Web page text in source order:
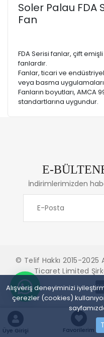
Favorilerim
Üye Girişi
Soler Palau FDA
Fan
FDA Serisi fanlar, çift
fanlardır.
Fanlar, ticari ve
veya basma
Fanların boyutları, AMCA
standartlarına uygundur.
Alışveriş deneyiminizi
çerezler (cookies)
E-
İndirimlerimizden
© Telif Hakkı 2015-
Ticaret Limited